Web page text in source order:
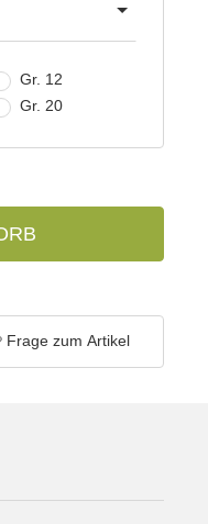
Gr. 12
Gr. 20
Frage zum Artikel